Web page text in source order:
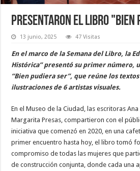
Presentaron el libro "Bien
13 junio, 2025 47 Visitas
En el marco de la Semana del Libro, la
Histórica” presentó su primer número,
“Bien pudiera ser”, que reúne los textos
ilustraciones de 6 artistas visuales.
En el Museo de la Ciudad, las escritoras
Margarita Presas, compartieron con el
iniciativa que comenzó en 2020, en una
primer encuentro hasta hoy, el libro tomó
compromiso de todas las mujeres que
de construcción conjunta, donde cada una